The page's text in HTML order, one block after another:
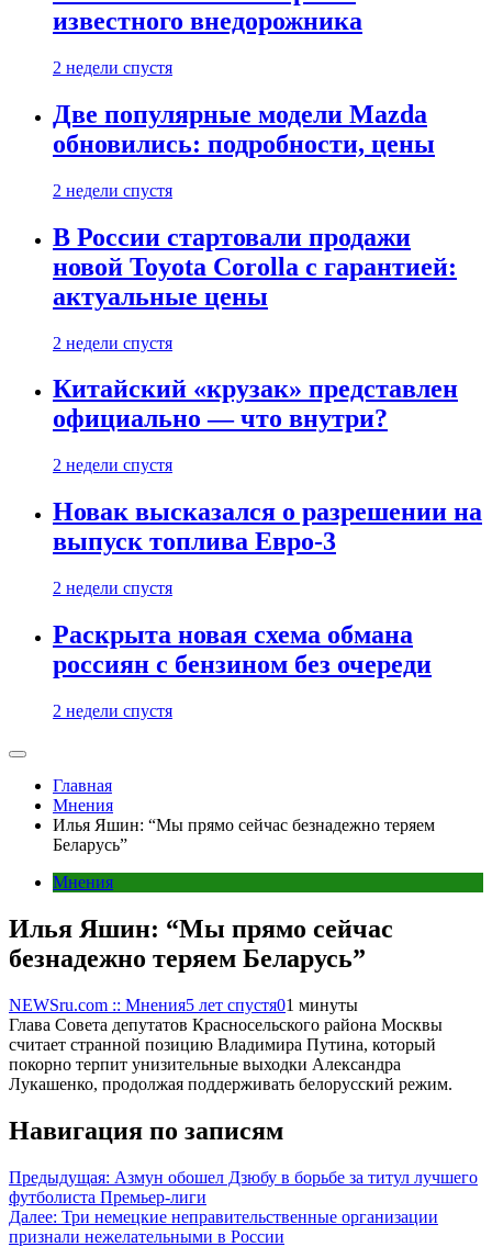
известного внедорожника
2 недели спустя
Две популярные модели Mazda
обновились: подробности, цены
2 недели спустя
В России стартовали продажи
новой Toyota Corolla с гарантией:
актуальные цены
2 недели спустя
Китайский «крузак» представлен
официально — что внутри?
2 недели спустя
Новак высказался о разрешении на
выпуск топлива Евро-3
2 недели спустя
Раскрыта новая схема обмана
россиян с бензином без очереди
2 недели спустя
Главная
Мнения
Илья Яшин: “Мы прямо сейчас безнадежно теряем
Беларусь”
Мнения
Илья Яшин: “Мы прямо сейчас
безнадежно теряем Беларусь”
NEWSru.com :: Мнения5 лет спустя01 минуты
Глава Совета депутатов Красносельского района Москвы
считает странной позицию Владимира Путина, который
покорно терпит унизительные выходки Александра
Лукашенко, продолжая поддерживать белорусский режим.
Навигация по записям
Предыдущая: Азмун обошел Дзюбу в борьбе за титул лучшего
футболиста Премьер-лиги
Далее: Три немецкие неправительственные организации
признали нежелательными в России